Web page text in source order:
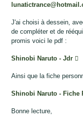
J'ai choisi à dessein,
de compléter et de
promis voici le pdf :
Shinobi Naruto - Jdr
Ainsi que la fiche
Shinobi Naruto - Fiche
Bonne lecture,